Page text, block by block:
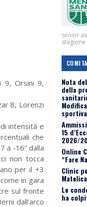
9, Orsini 9,
8, Lorenzi
intensità e
che
a -16” dalla
non tocca
per il +3
in gara
sul fronte
dall’arco
senior
stagione
Nota
della
15
2026/
Online
“Fare
Clinic
Le
ha